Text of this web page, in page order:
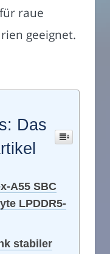
raue
geeignet.
Das
A55 SBC
LPDDR5-
stabiler